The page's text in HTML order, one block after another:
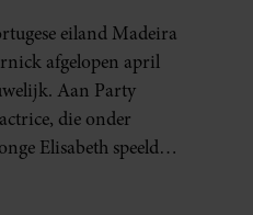
eiland Madeira
afgelopen april
Aan Party
die onder
Elisabeth speelde